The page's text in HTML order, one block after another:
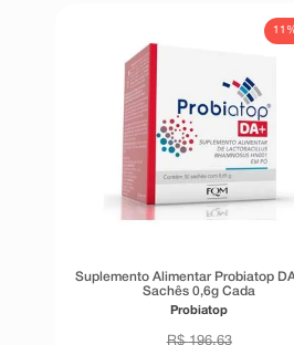
Suplemento Alimentar Probiatop
Sachês 0,6g Cada
Probiatop
R$ 196,63